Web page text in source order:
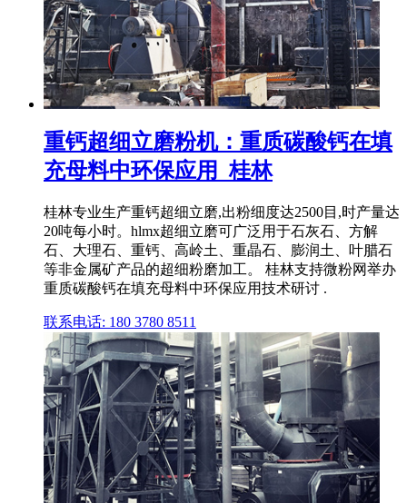
重钙超细立磨粉机：重质碳酸钙在填
充母料中环保应用_桂林
桂林专业生产重钙超细立磨,出粉细度达2500目,时产量达
20吨每小时。hlmx超细立磨可广泛用于石灰石、方解
石、大理石、重钙、高岭土、重晶石、膨润土、叶腊石
等非金属矿产品的超细粉磨加工。 桂林支持微粉网举办
重质碳酸钙在填充母料中环保应用技术研讨 .
联系电话: 180 3780 8511